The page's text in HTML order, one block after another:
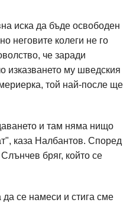
иска да бъде освободен
неговите колеги не го
че заради
изказването му шведския
той най-после ще
и там няма нищо
каза Налбантов. Според
бряг, който се
се намеси и стига сме